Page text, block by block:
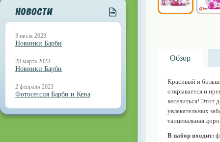
НОВОСТИ
3 июля 2023
Новинки Барби
28 марта 2023
Новинки Барби
2 февраля 2023
Фотосессия Барби и Кена
Обзор
Красивый и
открывается и
веселиться! Этот
увлекательных
танцевальная
В набор входит: